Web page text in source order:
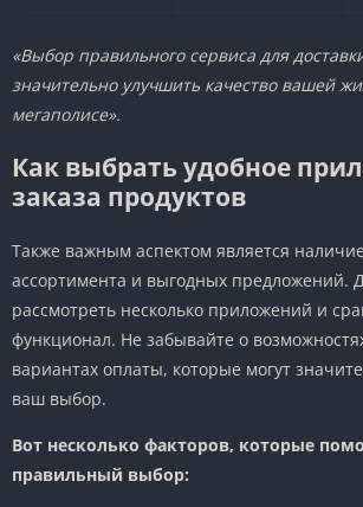
«Выбор правильного сервиса для
значительно улучшить качество вашей
мегаполисе».
Как выбрать удобное
заказа продуктов
Также важным аспектом является
ассортимента и выгодных предложений.
рассмотреть несколько приложений и
функционал. Не забывайте о
вариантах оплаты, которые могут
ваш выбор.
Вот несколько факторов, которые
правильный выбор: